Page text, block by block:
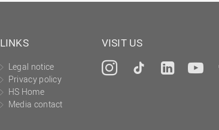
LINKS
Legal notice
Privacy policy
HS Home
Media contact
VISIT US
Instagram
Tiktok